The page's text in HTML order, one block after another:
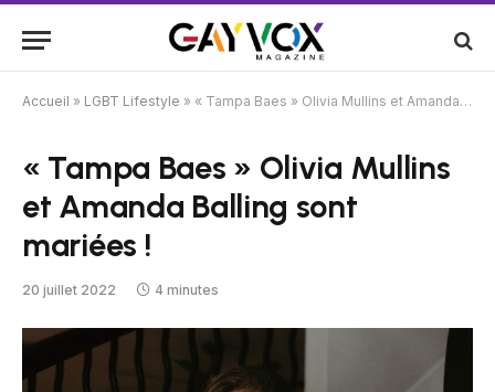
Accueil » LGBT Lifestyle » « Tampa Baes » Olivia Mullins et Amanda Balling sont mariées !
« Tampa Baes » Olivia Mullins
et Amanda Balling sont
mariées !
20 juillet 2022 4 minutes